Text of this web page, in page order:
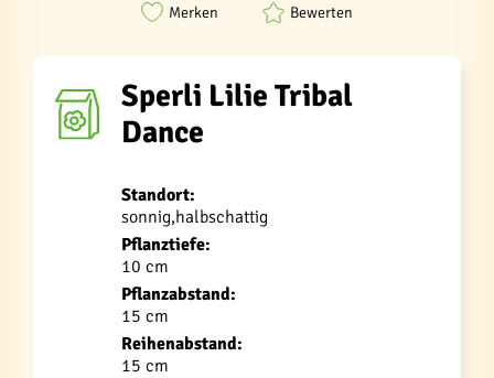
Merken Bewerten
Sperli Lilie Tribal
Dance
Standort:
sonnig,halbschattig
Pflanztiefe:
10 cm
Pflanzabstand:
15 cm
Reihenabstand:
15 cm